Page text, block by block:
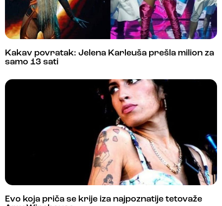
Kakav povratak: Jelena Karleuša prešla milion za
samo 13 sati
Evo koja priča se krije iza najpoznatije tetovaže